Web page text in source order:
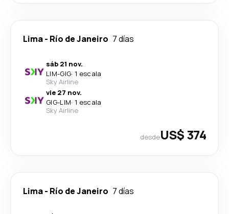
Lima- Río de Janeiro 7 días
sáb 21 nov.
LIM-GIG· 1 escala
Sky Airline
vie 27 nov.
GIG-LIM· 1 escala
Sky Airline
desdeUS$ 374
Lima- Río de Janeiro 7 días